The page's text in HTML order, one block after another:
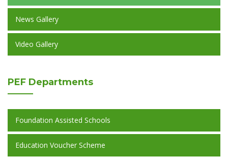
News Gallery
Video Gallery
PEF Departments
Foundation Assisted Schools
Education Voucher Scheme